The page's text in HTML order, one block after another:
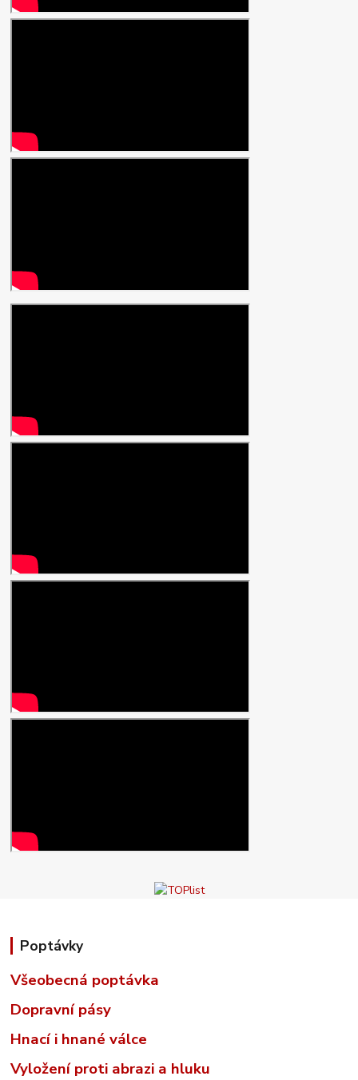
Poptávky
Všeobecná poptávka
Dopravní pásy
Hnací i hnané válce
Vyložení proti abrazi a hluku